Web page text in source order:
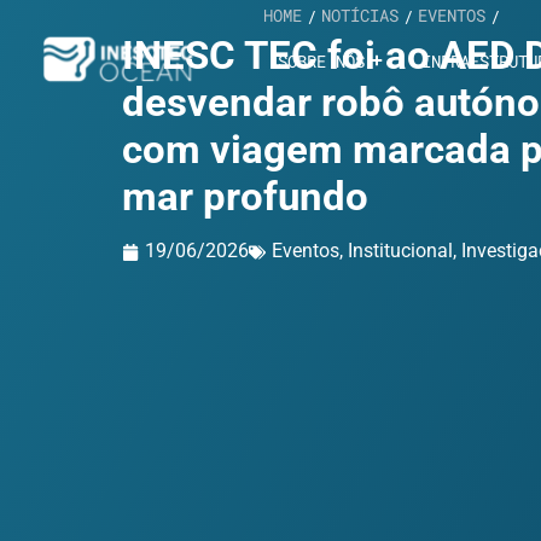
SOBRE NÓS
HOME / NOTÍCIAS / EVENTOS /
INESC TEC foi ao AED
desvendar robô
com viagem marcada
mar profundo
19/06/2026 Eventos, Institucional ,